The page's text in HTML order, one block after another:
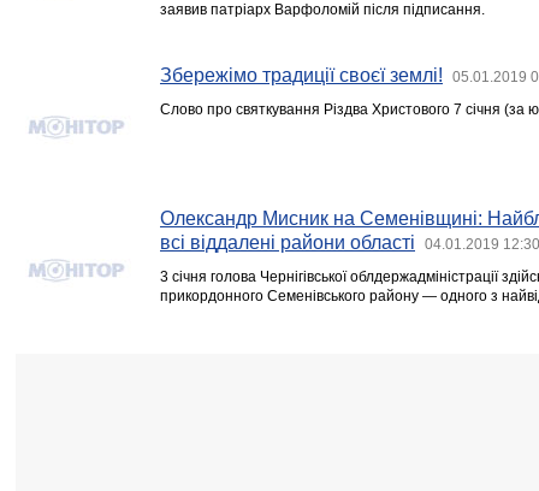
заявив патріарх Варфоломій після підписання.
Збережімо традиції своєї землі! 05.01.2019
Слово про святкування Різдва Христового 7 січня (за
Олександр Мисник на Семенівщині:
всі віддалені райони області
04.01.2019 12:30
3 січня голова Чернігівської облдержадміністрації
прикордонного Семенівського району — одного з